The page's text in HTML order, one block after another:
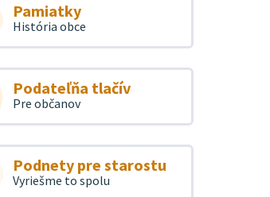
Pamiatky
História obce
Podateľňa tlačív
Pre občanov
Podnety pre starostu
Vyriešme to spolu